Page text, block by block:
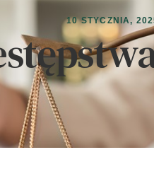
10 STYCZNIA,